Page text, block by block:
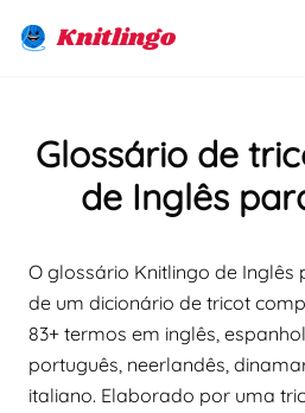
Knitlingo
Glossário de
de Inglês
O glossário Knitlingo de
de um dicionário de tricot
83+ termos em inglês,
português, neerlandês,
italiano. Elaborado por uma